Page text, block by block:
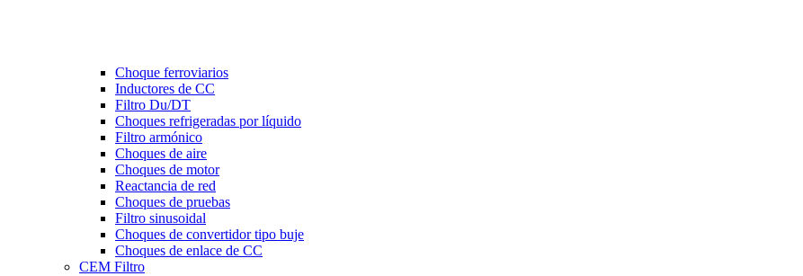
Choque ferroviarios
Inductores de CC
Filtro Du/DT
Choques refrigeradas por líquido
Filtro armónico
Choques de aire
Choques de motor
Reactancia de red
Choques de pruebas
Filtro sinusoidal
Choques de convertidor tipo buje
Choques de enlace de CC
CEM Filtro